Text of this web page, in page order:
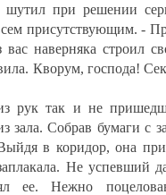
шутил при решении
присутствующим. -
наверняка строил
Кворум, господа!
рук так и не
Собрав бумаги с
в коридор, она
Не успевший
ее. Нежно